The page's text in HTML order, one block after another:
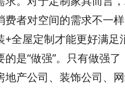
费者对空间的需求不一
+全屋定制才能更好满
的是“做强”。只有做强
地产公司、装饰公司、